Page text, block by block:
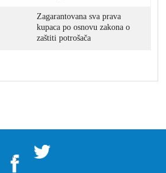
Zagarantovana sva prava
kupaca po osnovu zakona o
zaštiti potrošača
">